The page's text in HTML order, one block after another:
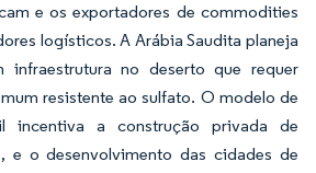
e os exportadores de commodities
logísticos. A Arábia Saudita planeja
infraestrutura no deserto que requer
resistente ao sulfato. O modelo de
incentiva a construção privada de
e o desenvolvimento das cidades de